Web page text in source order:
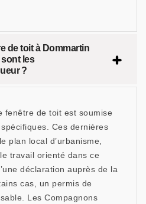
de toit à Dommartin
sont les
?
fenêtre de toit est soumise
Ces dernières
plan local d’urbanisme,
travail orienté dans ce
déclaration auprès de la
cas, un permis de
Les Compagnons